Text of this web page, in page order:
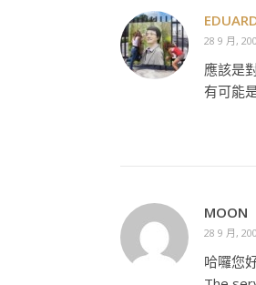
28 9 月,
應該是
有可能
MOON
28 9 月,
哈囉您